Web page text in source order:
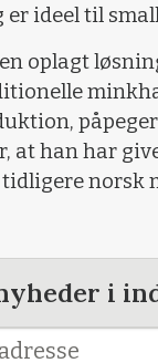
ideel til
oplagt
at han har
norsk
i